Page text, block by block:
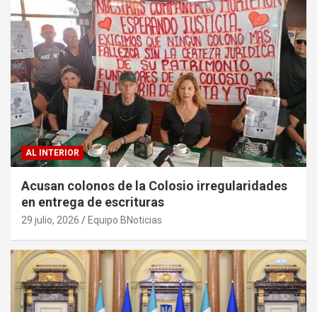
AL INTERIOR
Acusan colonos de la Colosio irregularidades
en entrega de escrituras
29 julio, 2026 Equipo BNoticias